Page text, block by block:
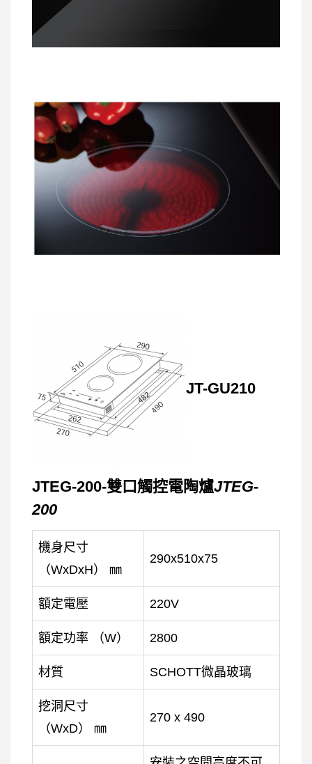
JT-GU210
JTEG-200-雙口觸控電陶爐JTEG-
200
機身尺寸
（WxDxH） ㎜
290x510x75
額定電壓 220V
額定功率 （W） 2800
材質 SCHOTT微晶玻璃
挖洞尺寸
（WxD） ㎜
270 x 490